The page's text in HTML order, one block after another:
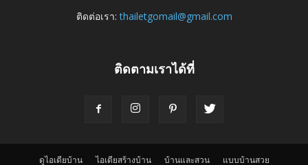
ติดต่อเรา:thailetgomail@gmail.com
ติดตามเราได้ที่
ดูไอเดียบ้าน ไอเดียสร้างบ้าน บ้านและสวน แบบบ้านสวย